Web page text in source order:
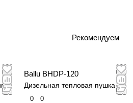
Рекомендуем
Ballu BHDP-120
Дизельная тепловая пушка
0 0